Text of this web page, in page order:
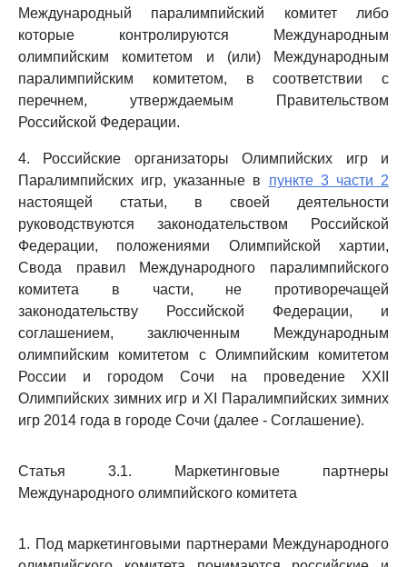
Международный паралимпийский комитет либо
которые контролируются Международным
олимпийским комитетом и (или) Международным
паралимпийским комитетом, в соответствии с
перечнем, утверждаемым Правительством
Российской Федерации.
4. Российские организаторы Олимпийских игр и
Паралимпийских игр, указанные в пункте 3 части 2
настоящей статьи, в своей деятельности
руководствуются законодательством Российской
Федерации, положениями Олимпийской хартии,
Свода правил Международного паралимпийского
комитета в части, не противоречащей
законодательству Российской Федерации, и
соглашением, заключенным Международным
олимпийским комитетом с Олимпийским комитетом
России и городом Сочи на проведение XXII
Олимпийских зимних игр и XI Паралимпийских зимних
игр 2014 года в городе Сочи (далее - Соглашение).
Статья 3.1. Маркетинговые партнеры
Международного олимпийского комитета
1. Под маркетинговыми партнерами Международного